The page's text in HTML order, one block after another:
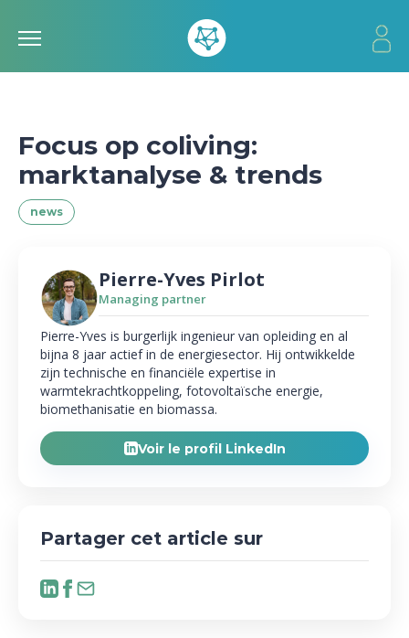
Focus op coliving:
marktanalyse & trends
news
Pierre-Yves Pirlot
Managing partner
Pierre-Yves is burgerlijk ingenieur van opleiding en al
bijna 8 jaar actief in de energiesector. Hij ontwikkelde
zijn technische en financiële expertise in
warmtekrachtkoppeling, fotovoltaïsche energie,
biomethanisatie en biomassa.
Voir le profil LinkedIn
Partager cet article sur